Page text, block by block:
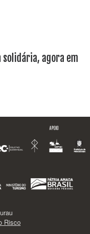
agora em
Risco